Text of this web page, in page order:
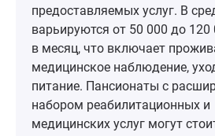
предоставляемых услуг. В
варьируются от 50 000 до 120
в месяц, что включает
медицинское наблюдение,
питание. Пансионаты с
набором реабилитационных и
медицинских услуг могут